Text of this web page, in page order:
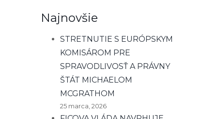
Najnovšie
STRETNUTIE S EURÓPSKYM
KOMISÁROM PRE
SPRAVODLIVOSŤ A PRÁVNY
ŠTÁT MICHAELOM
MCGRATHOM
25 marca, 2026